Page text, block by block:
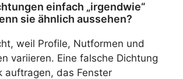
einfach „irgendwie“
sie ähnlich aussehen?
weil Profile, Nutformen und
variieren. Eine falsche Dichtung
auftragen, das Fenster